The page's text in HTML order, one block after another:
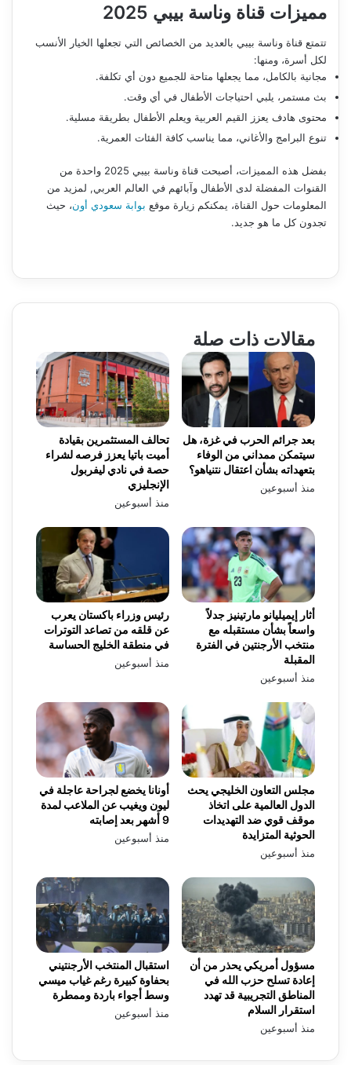
مميزات قناة وناسة بيبي 2025
تتمتع قناة وناسة بيبي بالعديد من الخصائص التي تجعلها الخيار الأنسب
لكل أسرة، ومنها:
مجانية بالكامل، مما يجعلها متاحة للجميع دون أي تكلفة.
بث مستمر، يلبي احتياجات الأطفال في أي وقت.
محتوى هادف يعزز القيم العربية ويعلم الأطفال بطريقة مسلية.
تنوع البرامج والأغاني، مما يناسب كافة الفئات العمرية.
بفضل هذه المميزات، أصبحت قناة وناسة بيبي 2025 واحدة من
القنوات المفضلة لدى الأطفال وآبائهم في العالم العربي, لمزيد من
المعلومات حول القناة، يمكنكم زيارة موقع بوابة سعودي أون، حيث
تجدون كل ما هو جديد.
مقالات ذات صلة
تحالف المستثمرين بقيادة
أميت باتيا يعزز فرصه لشراء
حصة في نادي ليفربول
الإنجليزي
منذ أسبوعين
بعد جرائم الحرب في غزة، هل
سيتمكن ممداني من الوفاء
بتعهداته بشأن اعتقال نتنياهو؟
منذ أسبوعين
رئيس وزراء باكستان يعرب
عن قلقه من تصاعد التوترات
في منطقة الخليج الحساسة
منذ أسبوعين
أثار إيميليانو مارتينيز جدلاً
واسعاً بشأن مستقبله مع
منتخب الأرجنتين في الفترة
المقبلة
منذ أسبوعين
أونانا يخضع لجراحة عاجلة في
ليون ويغيب عن الملاعب لمدة
9 أشهر بعد إصابته
منذ أسبوعين
مجلس التعاون الخليجي يحث
الدول العالمية على اتخاذ
موقف قوي ضد التهديدات
الحوثية المتزايدة
منذ أسبوعين
استقبال المنتخب الأرجنتيني
بحفاوة كبيرة رغم غياب ميسي
وسط أجواء باردة وممطرة
منذ أسبوعين
مسؤول أمريكي يحذر من أن
إعادة تسلح حزب الله في
المناطق التجريبية قد تهدد
استقرار السلام
منذ أسبوعين